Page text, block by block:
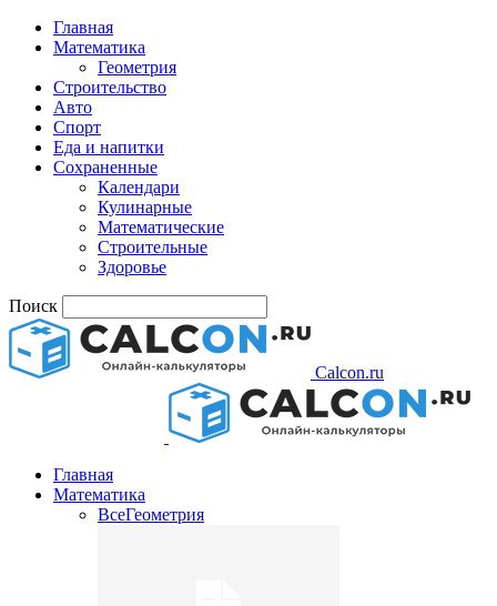
Главная
Математика
Геометрия
Строительство
Авто
Спорт
Еда и напитки
Сохраненные
Календари
Кулинарные
Математические
Строительные
Здоровье
Поиск
Calcon.ru
Главная
Математика
ВсеГеометрия